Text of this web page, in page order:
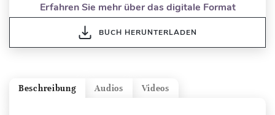
Erfahren Sie mehr über das digitale Format
BUCH HERUNTERLADEN
Videos
Audios
Beschreibung